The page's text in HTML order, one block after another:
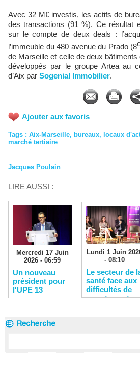
Avec 32 M€ investis, les actifs de
des transactions (91 %). Ce résultat
sur le compte de deux deals :
l’immeuble du 480 avenue du Prado (8
de Marseille et celle de deux bâtiments
développés par le groupe Artea au
d’Aix par Sogenial Immobilier.
Ajouter aux favoris
Tags : Aix-Marseille, bureaux, locaux
marché tertiaire
Jacques Poulain
LIRE AUSSI :
Mercredi 17 Juin
2026 - 06:59
Un nouveau
président pour
l'UPE 13
Lundi 1 Juin
- 08:10
Le secteur de
santé face aux
difficultés de
recrutement